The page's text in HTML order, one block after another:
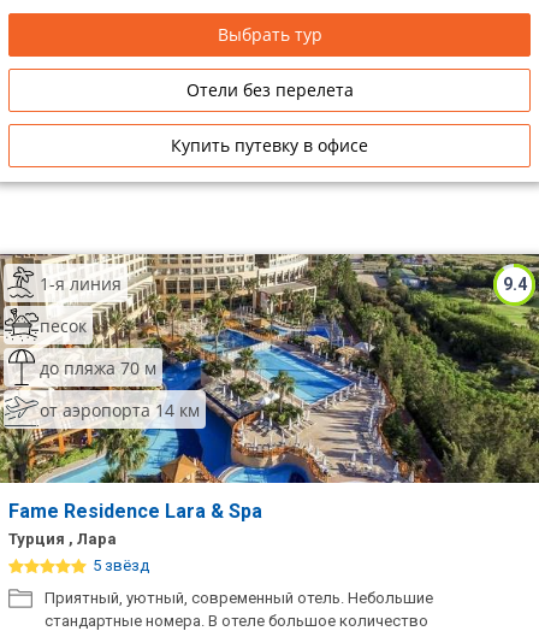
Выбрать тур
Отели без перелета
Купить путевку в офисе
9.4
1-я линия
песок
до пляжа 70 м
от аэропорта 14 км
Fame Residence Lara & Spa
Турция , Лара
5 звёзд
Приятный, уютный, современный отель. Небольшие
стандартные номера. В отеле большое количество